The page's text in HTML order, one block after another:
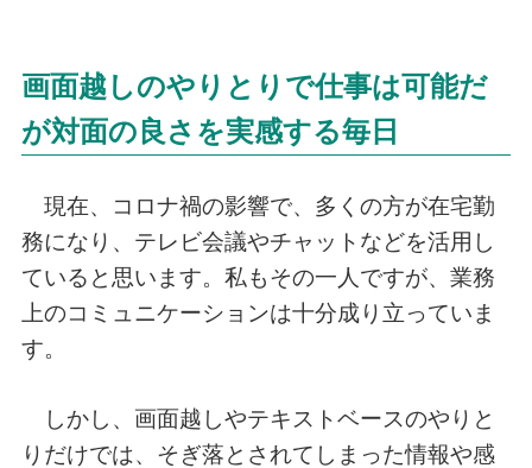
画面越しのやりとりで仕事は可能だ
が対面の良さを実感する毎日
現在、コロナ禍の影響で、多くの方が在宅勤
務になり、テレビ会議やチャットなどを活用し
ていると思います。私もその一人ですが、業務
上のコミュニケーションは十分成り立っていま
す。
しかし、画面越しやテキストベースのやりと
りだけでは、そぎ落とされてしまった情報や感